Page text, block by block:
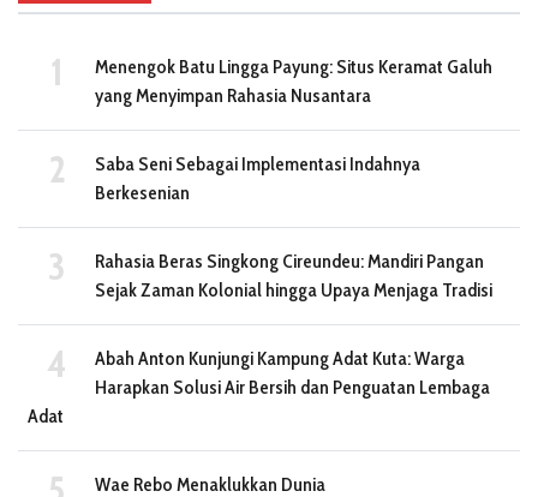
Menengok Batu Lingga Payung: Situs Keramat Galuh
yang Menyimpan Rahasia Nusantara
Saba Seni Sebagai Implementasi Indahnya
Berkesenian
Rahasia Beras Singkong Cireundeu: Mandiri Pangan
Sejak Zaman Kolonial hingga Upaya Menjaga Tradisi
Abah Anton Kunjungi Kampung Adat Kuta: Warga
Harapkan Solusi Air Bersih dan Penguatan Lembaga
Adat
Wae Rebo Menaklukkan Dunia